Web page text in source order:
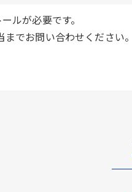
ルが必要です。
でお問い合わせください。